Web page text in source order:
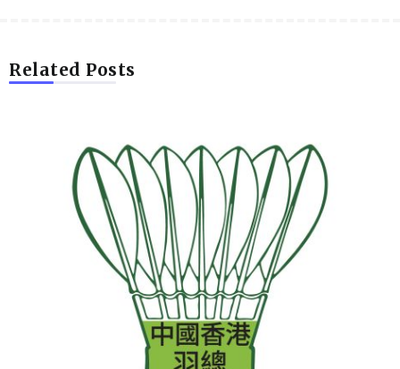
Related Posts